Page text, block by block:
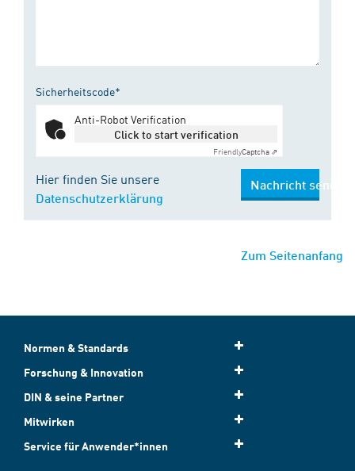
Sicherheitscode*
Anti-Robot Verification
Click to start verification
FriendlyCaptcha ⇗
Hier finden Sie unsere
Datenschutzerklärung
Nachricht senden
Zum Seitenanfang
Normen & Standards
Forschung & Innovation
DIN & seine Partner
Mitwirken
Service für Anwender*innen